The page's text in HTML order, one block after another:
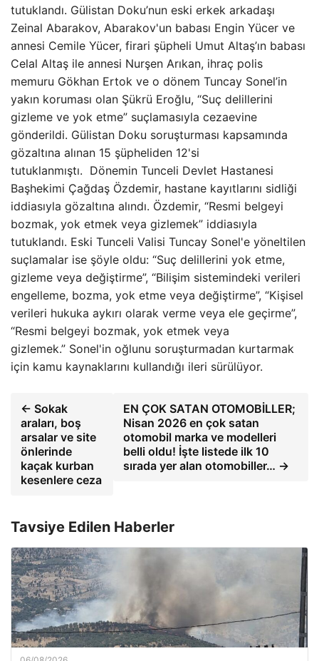
tutuklandı. Gülistan Doku’nun eski erkek arkadaşı
Zeinal Abarakov, Abarakov'un babası Engin Yücer ve
annesi Cemile Yücer, firari şüpheli Umut Altaş’ın babası
Celal Altaş ile annesi Nurşen Arıkan, ihraç polis
memuru Gökhan Ertok ve o dönem Tuncay Sonel’in
yakın koruması olan Şükrü Eroğlu, “Suç delillerini
gizleme ve yok etme” suçlamasıyla cezaevine
gönderildi. Gülistan Doku soruşturması kapsamında
gözaltına alınan 15 şüpheliden 12'si
tutuklanmıştı. Dönemin Tunceli Devlet Hastanesi
Başhekimi Çağdaş Özdemir, hastane kayıtlarını sidliği
iddiasıyla gözaltına alındı. Özdemir, “Resmi belgeyi
bozmak, yok etmek veya gizlemek” iddiasıyla
tutuklandı. Eski Tunceli Valisi Tuncay Sonel'e yöneltilen
suçlamalar ise şöyle oldu: “Suç delillerini yok etme,
gizleme veya değiştirme”, “Bilişim sistemindeki verileri
engelleme, bozma, yok etme veya değiştirme”, “Kişisel
verileri hukuka aykırı olarak verme veya ele geçirme”,
“Resmi belgeyi bozmak, yok etmek veya
gizlemek.” Sonel'in oğlunu soruşturmadan kurtarmak
için kamu kaynaklarını kullandığı ileri sürülüyor.
← Sokak
araları, boş
arsalar ve site
önlerinde
kaçak kurban
kesenlere ceza
EN ÇOK SATAN OTOMOBİLLER;
Nisan 2026 en çok satan
otomobil marka ve modelleri
belli oldu! İşte listede ilk 10
sırada yer alan otomobiller… →
Tavsiye Edilen Haberler